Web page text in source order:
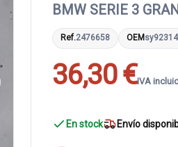
BMW SERIE 3
Ref.2476658 OEM
36,30 €IVA
En stock Envío